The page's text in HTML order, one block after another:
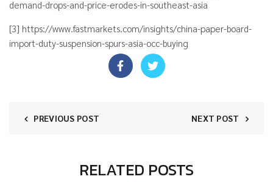
demand-drops-and-price-erodes-in-southeast-asia
[3] https://www.fastmarkets.com/insights/china-paper-board-
import-duty-suspension-spurs-asia-occ-buying
PREVIOUS POST NEXT POST
RELATED POSTS